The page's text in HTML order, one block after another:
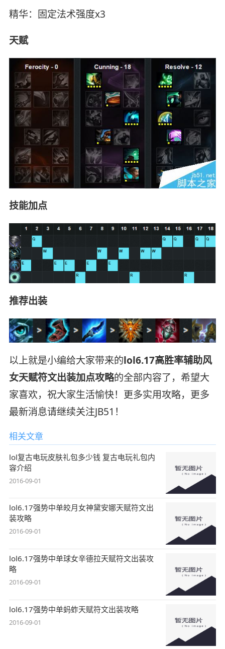
精华：固定法术强度x3
天赋
技能加点
推荐出装
以上就是小编给大家带来的lol6.17高胜率辅助风
女天赋符文出装加点攻略的全部内容了，希望大
家喜欢，祝大家生活愉快！更多实用攻略，更多
最新消息请继续关注JB51！
相关文章
lol复古电玩皮肤礼包多少钱 复古电玩礼包内
容介绍
2016-09-01
lol6.17强势中单皎月女神黛安娜天赋符文出
装攻略
2016-09-01
lol6.17强势中单球女辛德拉天赋符文出装攻
略
2016-09-01
lol6.17强势中单蚂蚱天赋符文出装攻略
2016-09-01